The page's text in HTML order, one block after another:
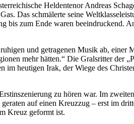
Heldentenor Andreas
Das schmälerte seine
zum Ende waren beeindruckend.
und getragenen Musik ab, einer
mehr hätten.“ Die Gralsritter der
im heutigen Irak, der Wiege des
zu hören war. Im
auf einen Kreuzzug – erst im
Kreuz geformt ist.